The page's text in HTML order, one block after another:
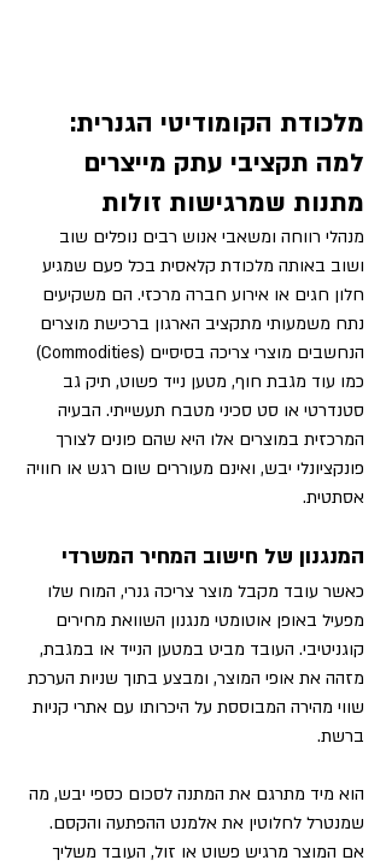
מלכודת הקומודיטי הגנרית:
למה תקציבי עתק מייצרים
מתנות שמרגישות זולות
מנהלי רווחה ומשאבי אנוש רבים נופלים שוב
ושוב באותה מלכודת קלאסית בכל פעם שמגיע
חלון חגים או אירוע חברה מרכזי. הם משקיעים
נתח משמעותי מתקציב הארגון ברכישת מוצרים
הנחשבים מוצרי צריכה בסיסיים (Commodities)
כמו עוד מגבת חוף, מטען נייד פשוט, תיק גב
סטנדרטי או סט סכיני מטבח תעשייתי. הבעיה
המרכזית במוצרים אלו היא שהם פונים לצורך
פונקציונלי יבש, ואינם מעוררים שום רגש או חוויה
אסתטית.
המנגנון של חישוב המחיר המשרדי
כאשר עובד מקבל מוצר צריכה גנרי, המוח שלו
מפעיל באופן אוטומטי מנגנון השוואת מחירים
קוגניטיבי. העובד מביט במטען הנייד או במגבת,
מזהה את אופי המוצר, ומבצע בתוך שניות הערכת
שווי מהירה המבוססת על היכרותו עם אתרי קניות
ברשת.
הוא מיד מתרגם את המתנה לסכום כספי יבש, מה
שמנטרל לחלוטין את אלמנט ההפתעה והקסם.
אם המוצר מרגיש פשוט או זול, העובד משליך